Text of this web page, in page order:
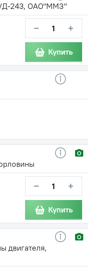
Д-243, ОАО"ММЗ"
− +
Купить
− +
Купить
двигателя,